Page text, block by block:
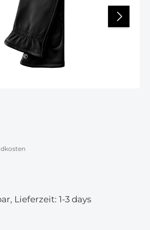
Bewertung von 0 von 5 Sternen
Lieferzeit: 1-3 days